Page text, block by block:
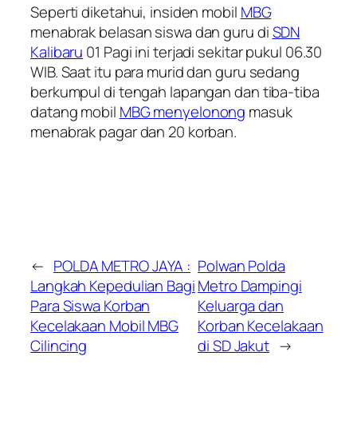
Seperti diketahui, insiden mobil MBG
menabrak belasan siswa dan guru diSDN
Kalibaru 01 Pagi ini terjadi sekitar pukul 06.30
WIB. Saat itu para murid dan guru sedang
berkumpul di tengah lapangan dan tiba-tiba
datang mobil MBG menyelonong masuk
menabrak pagar dan 20 korban.
← POLDA METRO JAYA :
Langkah Kepedulian Bagi
Para Siswa Korban
Kecelakaan Mobil MBG
Cilincing
Polwan Polda
Metro Dampingi
Keluarga dan
Korban Kecelakaan
di SD Jakut →